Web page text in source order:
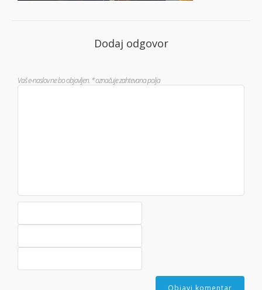
Dodaj odgovor
Vaš e-naslov ne bo objavljen.*označuje zahtevana polja